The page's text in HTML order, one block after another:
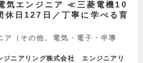
気エンジニア ≪三菱電機10
休日127日／丁寧に学べる育
ア（その他、電気・電子・半導
ジニアリング株式会社 エンジニアリ